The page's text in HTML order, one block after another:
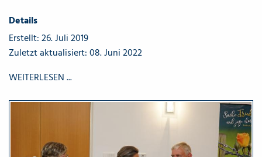
Details
Erstellt: 26. Juli 2019
Zuletzt aktualisiert: 08. Juni 2022
WEITERLESEN ...